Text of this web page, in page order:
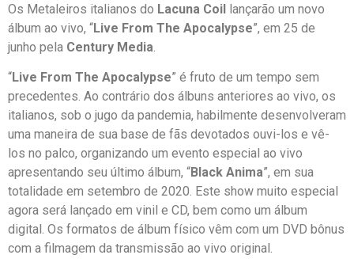
Os Metaleiros italianos do Lacuna Coil lançarão um novo
álbum ao vivo, “Live From The Apocalypse”, em 25 de
junho pela Century Media.
“Live From The Apocalypse” é fruto de um tempo sem
precedentes. Ao contrário dos álbuns anteriores ao vivo, os
italianos, sob o jugo da pandemia, habilmente desenvolveram
uma maneira de sua base de fãs devotados ouvi-los e vê-
los no palco, organizando um evento especial ao vivo
apresentando seu último álbum, “Black Anima”, em sua
totalidade em setembro de 2020. Este show muito especial
agora será lançado em vinil e CD, bem como um álbum
digital. Os formatos de álbum físico vêm com um DVD bônus
com a filmagem da transmissão ao vivo original.